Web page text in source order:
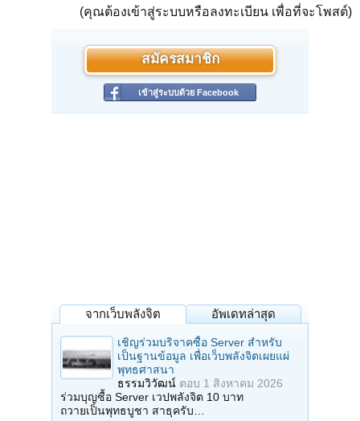
(คุณต้องเข้าสู่ระบบหรือลงทะเบียน เพื่อที่จะโพสต์)
สมัครสมาชิก
เข้าสู่ระบบด้วย Facebook
จากเว็บพลังจิต อัพเดทล่าสุด
เชิญร่วมบริจาคซื้อ Server สำหรับ
เป็นฐานข้อมูล เพื่อเว็บพลังจิตเผยแผ่
พุทธศาสนา
ธรรมวิวัฒน์ ตอบ 1 สิงหาคม 2026
ร่วมบุญซื้อ Server เวปพลังจิต 10 บาท
ถวายเป็นพุทธบูชา สาธุครับ…